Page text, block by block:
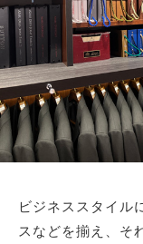
ビジネススタイル
スなどを揃え、そ